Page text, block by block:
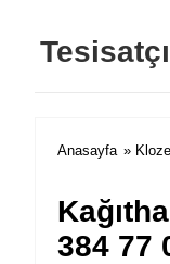
Tesisatçı
Anasayfa »
384 77